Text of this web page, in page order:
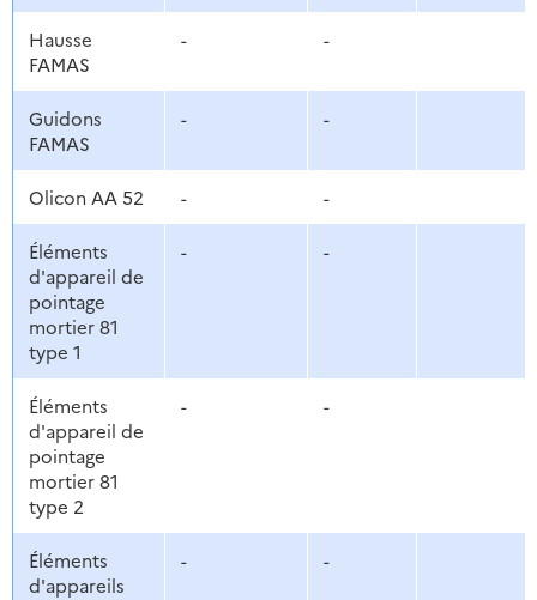
Hausse
FAMAS
- -
Guidons
FAMAS
- -
Olicon AA 52 - -
Éléments
d'appareil de
pointage
mortier 81
type 1
- -
Éléments
d'appareil de
pointage
mortier 81
type 2
- -
Éléments
d'appareils
- -